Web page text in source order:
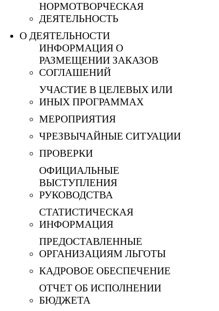
НОРМОТВОРЧЕСКАЯ
ДЕЯТЕЛЬНОСТЬ
О ДЕЯТЕЛЬНОСТИ
ИНФОРМАЦИЯ О
РАЗМЕЩЕНИИ ЗАКАЗОВ
СОГЛАШЕНИЙ
УЧАСТИЕ В ЦЕЛЕВЫХ ИЛИ
ИНЫХ ПРОГРАММАХ
МЕРОПРИЯТИЯ
ЧРЕЗВЫЧАЙНЫЕ СИТУАЦИИ
ПРОВЕРКИ
ОФИЦИАЛЬНЫЕ
ВЫСТУПЛЕНИЯ
РУКОВОДСТВА
СТАТИСТИЧЕСКАЯ
ИНФОРМАЦИЯ
ПРЕДОСТАВЛЕННЫЕ
ОРГАНИЗАЦИЯМ ЛЬГОТЫ
КАДРОВОЕ ОБЕСПЕЧЕНИЕ
ОТЧЕТ ОБ ИСПОЛНЕНИИ
БЮДЖЕТА